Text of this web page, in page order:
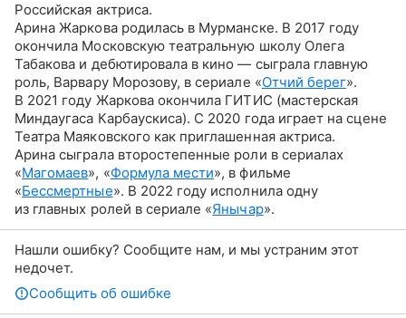
Российская актриса.
Арина Жаркова родилась в Мурманске. В 2017 году
окончила Московскую театральную школу Олега
Табакова и дебютировала в кино — сыграла главную
роль, Варвару Морозову, в сериале «Отчий берег».
В 2021 году Жаркова окончила ГИТИС (мастерская
Миндаугаса Карбаускиса). С 2020 года играет на сцене
Театра Маяковского как приглашенная актриса.
Арина сыграла второстепенные роли в сериалах
«Магомаев», «Формула мести», в фильме
«Бессмертные». В 2022 году исполнила одну
из главных ролей в сериале «Янычар».
Нашли ошибку? Сообщите нам, и мы устраним этот
недочет.
Сообщить об ошибке